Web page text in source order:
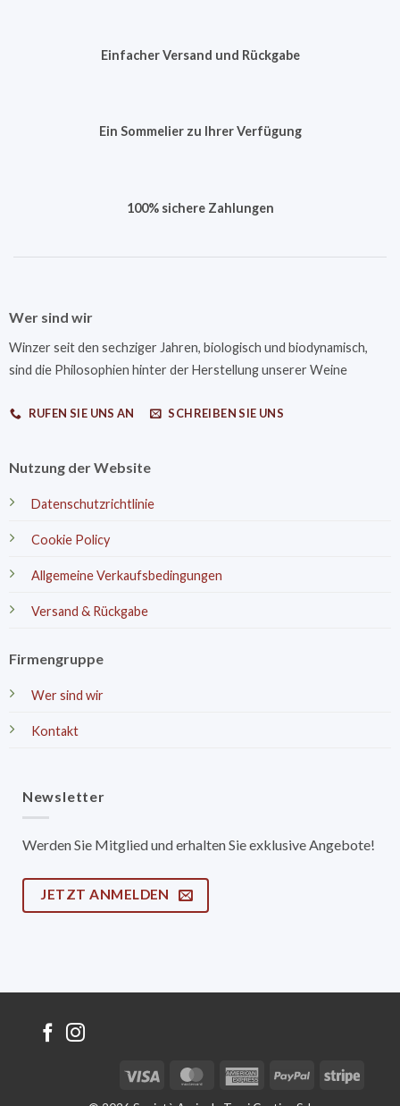
Einfacher Versand und Rückgabe
Ein Sommelier zu Ihrer Verfügung
100% sichere Zahlungen
Wer sind wir
Winzer seit den sechziger Jahren, biologisch und biodynamisch,
sind die Philosophien hinter der Herstellung unserer Weine
RUFEN SIE UNS AN SCHREIBEN SIE UNS
Nutzung der Website
Datenschutzrichtlinie
Cookie Policy
Allgemeine Verkaufsbedingungen
Versand & Rückgabe
Firmengruppe
Wer sind wir
Kontakt
Newsletter
Werden Sie Mitglied und erhalten Sie exklusive Angebote!
JETZT ANMELDEN
Visa MasterCardAmericanPayPal Stripe